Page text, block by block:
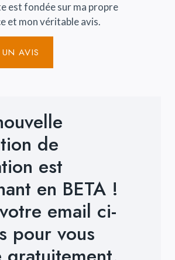
est fondée sur ma propre
et mon véritable avis.
AVIS
de
est
en BETA !
email ci-
pour vous